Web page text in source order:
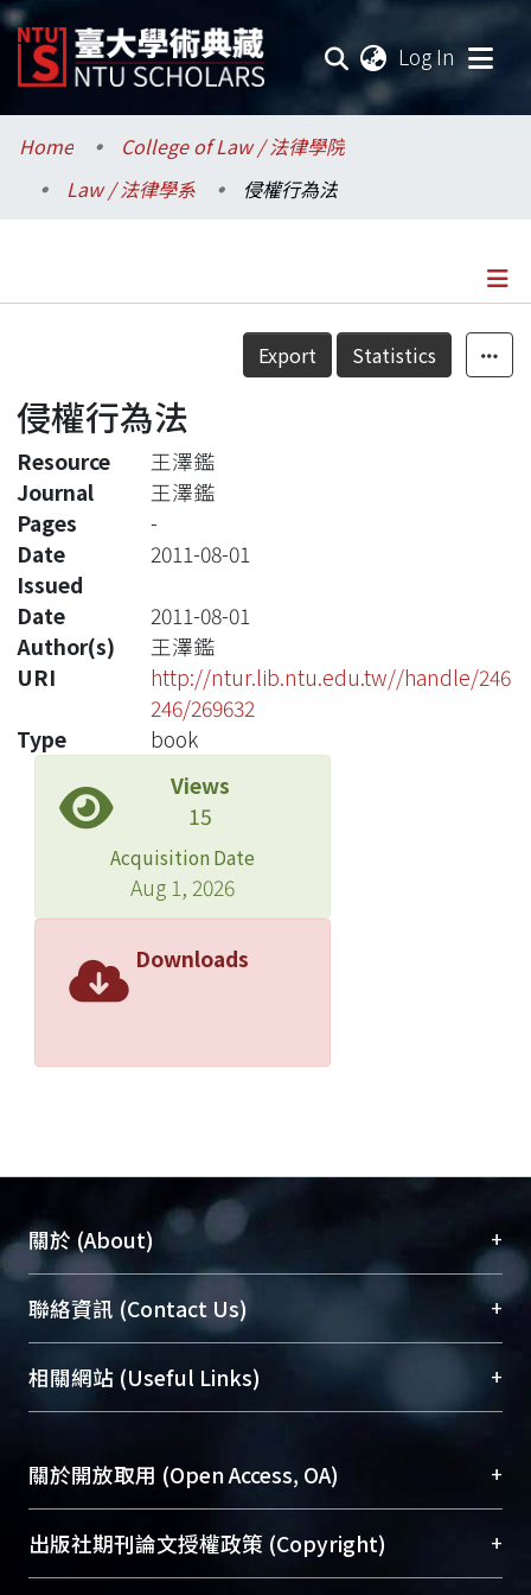
Log In
Communities & Collections
Research Outputs
Statistics
Home
College of Law / 法律學院
Law / 法律學系
侵權行為法
Details
Export Statistics
侵權行為法
Resource
王澤鑑
Journal
王澤鑑
Pages
-
Date
Issued
2011-08-01
Date
2011-08-01
Author(s)
王澤鑑
URI
http://ntur.lib.ntu.edu.tw//handle/246
246/269632
Type
book
Views
15
Acquisition Date
Aug 1, 2026
Downloads
關於 (About) +
臺大位居世界頂尖大學之列，為永久珍藏及向國際
展現本校豐碩的研究成果及學術能量，圖書館整合
機構典藏（NTUR）與學術庫（AH）不同功能平
台，成為臺大學術典藏NTU scholars。期能整合研
究能量、促進交流合作、保存學術產出、推廣研究
成果。
To permanently archive and promote researcher
profiles and scholarly works, Library integrates the
services of “NTU Repository” with “Academic
聯絡資訊 (Contact Us) +
總館學科館員(Main Library)
醫學圖書館學科館員(Medical Library)
(Social
Sciences Library)
相關網站 (Useful Links) +
關於開放取用 (Open Access, OA) +
開放取用是從使用者角度提升資訊取用性的社會運
動，應用在學術研究上是透過將研究著作公開供使
出版社期刊論文授權政策 (Copyright) +